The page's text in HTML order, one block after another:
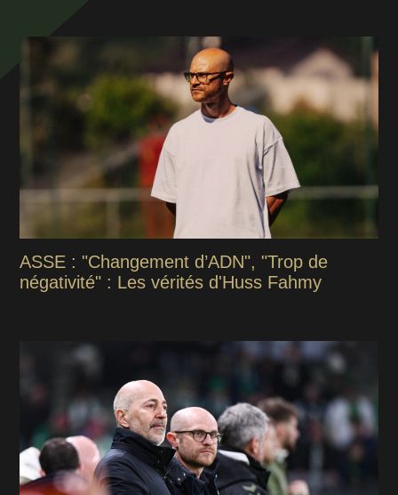
ASSE : "Changement d’ADN", "Trop de
négativité" : Les vérités d'Huss Fahmy